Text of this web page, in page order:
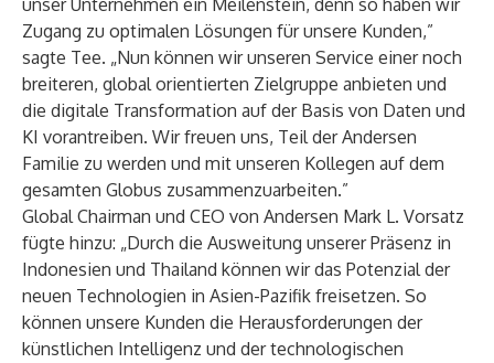
unser Unternehmen ein Meilenstein, denn so haben wir
Zugang zu optimalen Lösungen für unsere Kunden,”
sagte Tee. „Nun können wir unseren Service einer noch
breiteren, global orientierten Zielgruppe anbieten und
die digitale Transformation auf der Basis von Daten und
KI vorantreiben. Wir freuen uns, Teil der Andersen
Familie zu werden und mit unseren Kollegen auf dem
gesamten Globus zusammenzuarbeiten.”
Global Chairman und CEO von Andersen Mark L. Vorsatz
fügte hinzu: „Durch die Ausweitung unserer Präsenz in
Indonesien und Thailand können wir das Potenzial der
neuen Technologien in Asien-Pazifik freisetzen. So
können unsere Kunden die Herausforderungen der
künstlichen Intelligenz und der technologischen